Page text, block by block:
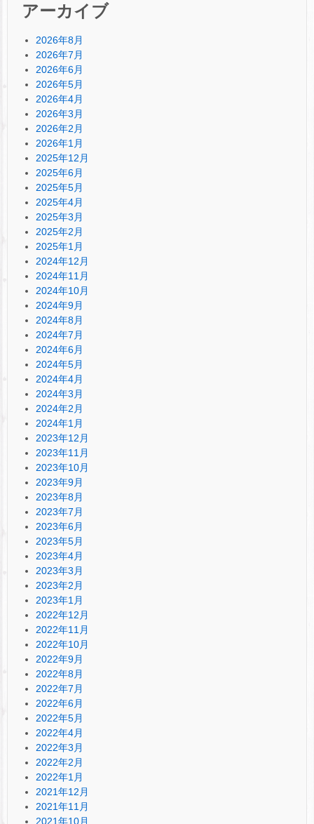
アーカイブ
2026年8月
2026年7月
2026年6月
2026年5月
2026年4月
2026年3月
2026年2月
2026年1月
2025年12月
2025年6月
2025年5月
2025年4月
2025年3月
2025年2月
2025年1月
2024年12月
2024年11月
2024年10月
2024年9月
2024年8月
2024年7月
2024年6月
2024年5月
2024年4月
2024年3月
2024年2月
2024年1月
2023年12月
2023年11月
2023年10月
2023年9月
2023年8月
2023年7月
2023年6月
2023年5月
2023年4月
2023年3月
2023年2月
2023年1月
2022年12月
2022年11月
2022年10月
2022年9月
2022年8月
2022年7月
2022年6月
2022年5月
2022年4月
2022年3月
2022年2月
2022年1月
2021年12月
2021年11月
2021年10月